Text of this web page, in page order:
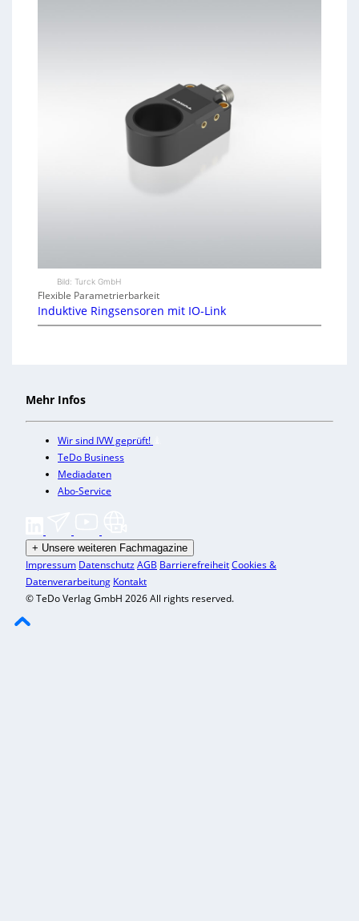
Bild: Turck GmbH
Flexible Parametrierbarkeit
Induktive Ringsensoren mit IO-Link
Mehr Infos
Wir sind IVW geprüft!
TeDo Business
Mediadaten
Abo-Service
+ Unsere weiteren Fachmagazine
Impressum DatenschutzAGB BarrierefreiheitCookies &
Datenverarbeitung Kontakt
© TeDo Verlag GmbH 2026 All rights reserved.